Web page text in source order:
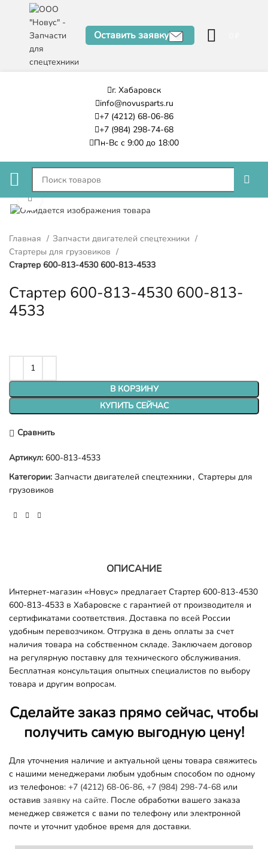
Оставить заявку
г. Хабаровск
info@novusparts.ru
+7 (4212) 68-06-86
+7 (984) 298-74-68
Пн-Вс с 9:00 до 18:00
Нажмите, чтобы увеличить
Главная
Запчасти двигателей спецтехники
Стартеры для грузовиков
Стартер 600-813-4530 600-813-4533
Стартер 600-813-4530 600-813-
4533
В КОРЗИНУ
КУПИТЬ СЕЙЧАС
Сравнить
Артикул: 600-813-4533
Категории: Запчасти двигателей спецтехники , Стартеры для
грузовиков
ОПИСАНИЕ
Интернет-магазин «Новус» предлагает Стартер 600-813-4530
600-813-4533 в Хабаровске с гарантией от производителя и
сертификатами соответствия. Доставка по всей России
удобным перевозчиком. Отгрузка в день оплаты за счет
наличия товара на собственном складе. Заключаем договор
на регулярную поставку для технического обслуживания.
Бесплатная консультация опытных специалистов по выбору
товара и другим вопросам.
Сделайте заказ прямо сейчас, чтобы
получить самую выгодную цену!
Для уточнения наличие и актуальной цены товара свяжитесь
с нашими менеджерами любым удобным способом по одному
из телефонов: +7 (4212) 68-06-86, +7 (984) 298-74-68 или
оставив заявку на сайте. После обработки вашего заказа
менеджер свяжется с вами по телефону или электронной
почте и уточнит удобное время для доставки.